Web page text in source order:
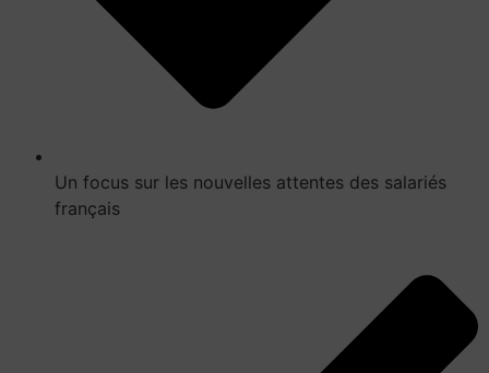
Un focus sur les nouvelles attentes des salariés
français